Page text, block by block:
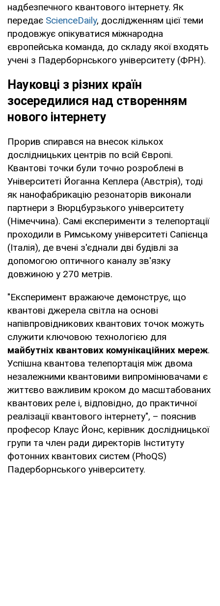
надбезпечного квантового інтернету. Як
передає ScienceDaily, дослідженням цієї теми
продовжує опікуватися міжнародна
європейська команда, до складу якої входять
учені з Падерборнського університету (ФРН).
Науковці з різних країн
зосередилися над створенням
нового інтернету
Прорив спирався на внесок кількох
дослідницьких центрів по всій Європі.
Квантові точки були точно розроблені в
Університеті Йоганна Кеплера (Австрія), тоді
як нанофабрикацію резонаторів виконали
партнери з Вюрцбурзького університету
(Німеччина). Самі експерименти з телепортації
проходили в Римському університеті Сапієнца
(Італія), де вчені з'єднали дві будівлі за
допомогою оптичного каналу зв'язку
довжиною у 270 метрів.
"Експеримент вражаюче демонструє, що
квантові джерела світла на основі
напівпровідникових квантових точок можуть
служити ключовою технологією для
майбутніх квантових комунікаційних мереж.
Успішна квантова телепортація між двома
незалежними квантовими випромінювачами є
життєво важливим кроком до масштабованих
квантових реле і, відповідно, до практичної
реалізації квантового інтернету", – пояснив
професор Клаус Йонс, керівник дослідницької
групи та член ради директорів Інституту
фотонних квантових систем (PhoQS)
Падерборнського університету.